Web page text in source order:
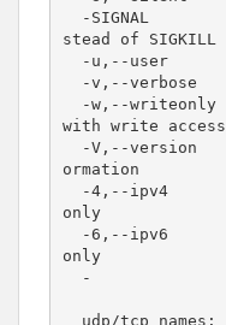
stead of SIGKILL
with write access
ormation
only
only